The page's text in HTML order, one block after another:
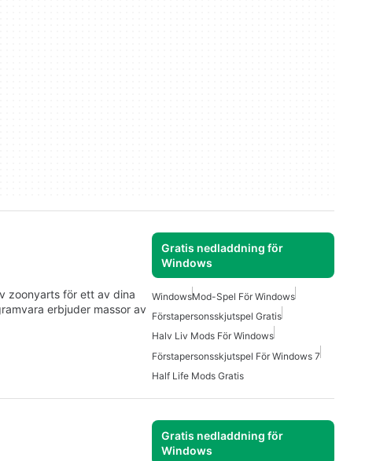
Gratis nedladdning för
Windows
zoonyarts för ett av dina
erbjuder massor av
WindowsMod-Spel För Windows
Förstapersonsskjutspel Gratis
Halv Liv Mods För Windows
Förstapersonsskjutspel För Windows 7
Half Life Mods Gratis
Gratis nedladdning för
Windows